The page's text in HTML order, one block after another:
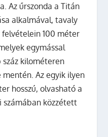
Az űrszonda a Titán
alkalmával, tavaly
100 méter
egymással
kilométeren
Az egyik ilyen
hosszú, olvasható a
számában közzétett